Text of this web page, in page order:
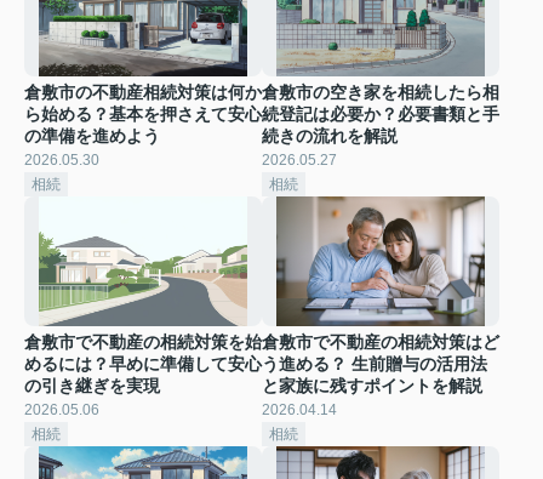
倉敷市の不動産相続対策は何か
ら始める？基本を押さえて安心
の準備を進めよう
2026.05.30
相続
倉敷市の空き家を相続したら相
続登記は必要か？必要書類と手
続きの流れを解説
2026.05.27
相続
倉敷市で不動産の相続対策を始
めるには？早めに準備して安心
の引き継ぎを実現
2026.05.06
相続
倉敷市で不動産の相続対策はど
う進める？ 生前贈与の活用法
と家族に残すポイントを解説
2026.04.14
相続